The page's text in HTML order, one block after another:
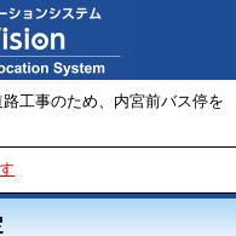
路工事のため、内宮前バス停を